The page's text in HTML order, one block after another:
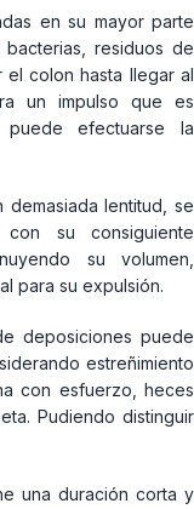
en su mayor parte
residuos de
colon hasta llegar al
un impulso que es
efectuarse la
lentitud, se
su consiguiente
su volumen,
para su expulsión.
deposiciones puede
estreñimiento
con esfuerzo, heces
Pudiendo distinguir
una duración corta y